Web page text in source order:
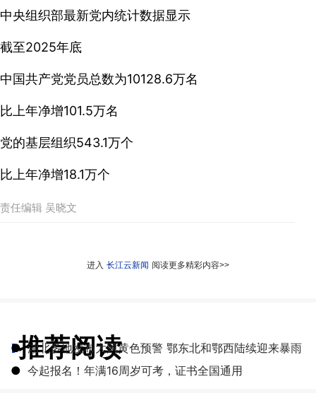
中央组织部最新党内统计数据显示
截至2025年底
中国共产党党员总数为10128.6万名
比上年净增101.5万名
党的基层组织543.1万个
比上年净增18.1万个
责任编辑 吴晓文
进入 长江云新闻 阅读更多精彩内容>>
推荐阅读
● 湖北多地发布大风黄色预警 鄂东北和鄂西陆续迎来暴雨
● 今起报名！年满16周岁可考，证书全国通用